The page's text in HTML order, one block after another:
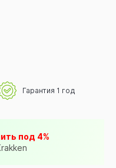
Гарантия 1 год
под 4%